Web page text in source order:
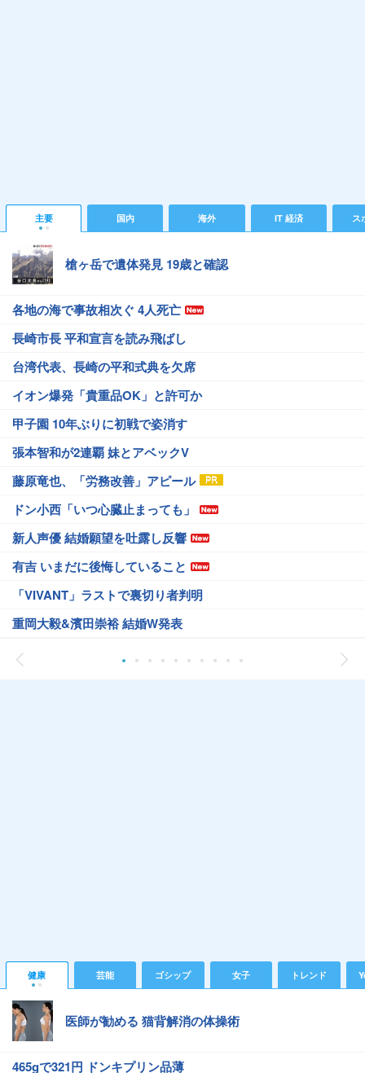
主要 国内 海外 IT 経済 ス
槍ヶ岳で遺体発見 19歳と確認
各地の海で事故相次ぐ 4人死亡
長崎市長 平和宣言を読み飛ばし
台湾代表、長崎の平和式典を欠席
イオン爆発「貴重品OK」と許可か
甲子園 10年ぶりに初戦で姿消す
張本智和が2連覇 妹とアベックV
藤原竜也、「労務改善」アピール
ドン小西「いつ心臓止まっても」
新人声優 結婚願望を吐露し反響
有吉 いまだに後悔していること
「VIVANT」ラストで裏切り者判明
重岡大毅&濱田崇裕 結婚W発表
健康 芸能 ゴシップ 女子 トレンド
医師が勧める 猫背解消の体操術
465gで321円 ドンキプリン品薄